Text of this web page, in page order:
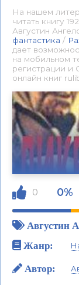
На нашем
читать книгу
Августин
фантастика /
дает
на мобильном
регистрации и
онлайн книг
0 0%
Августин
Жанр:
Автор: